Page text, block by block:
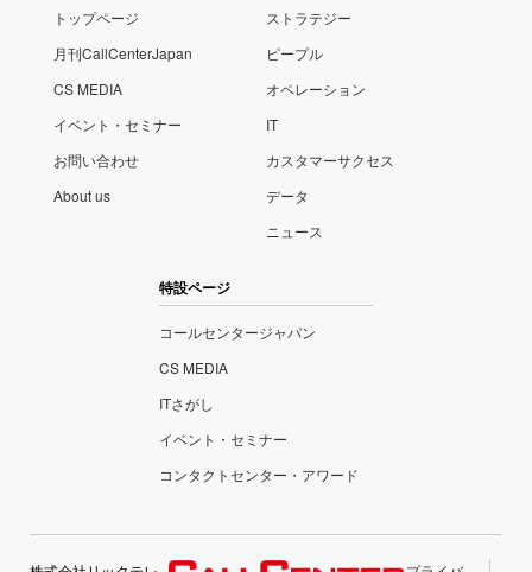
トップページ
月刊CallCenterJapan
CS MEDIA
イベント・セミナー
お問い合わせ
About us
ストラテジー
ピープル
オペレーション
IT
カスタマーサクセス
データ
ニュース
特設ページ
コールセンタージャパン
CS MEDIA
ITさがし
イベント・セミナー
コンタクトセンター・アワード